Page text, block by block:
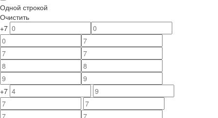
Одной строкой
Очистить
+7
+7